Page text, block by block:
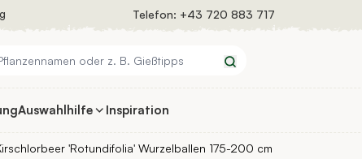
Telefon: +43 720 883 717
Suchen
Auswahlhilfe Inspiration
'Rotundifolia' Wurzelballen 175-200 cm